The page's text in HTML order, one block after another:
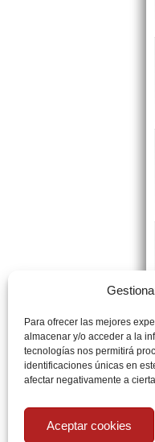
Para ofrecer las mejores
almacenar y/o acceder a la
tecnologías nos permitirá
identificaciones únicas en
afectar negativamente a
Aceptar cookies